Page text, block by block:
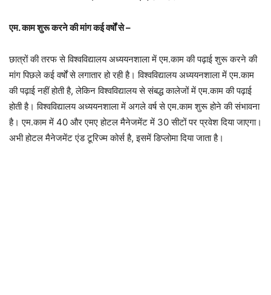
एम. काम शुरू करने की मांग कई वर्षों से –
छात्रों की तरफ से विश्वविद्यालय अध्ययनशाला में एम.काम की पढ़ाई शुरू करने की
मांग पिछले कई वर्षों से लगातार हो रही है। विश्वविद्यालय अध्ययनशाला में एम.काम
की पढ़ाई नहीं होती है, लेकिन विश्वविद्यालय से संबद्ध कालेजों में एम.काम की पढ़ाई
होती है। विश्वविद्यालय अध्ययनशाला में अगले वर्ष से एम.काम शुरू होने की संभावना
है। एम.काम में 40 और एमए होटल मैनेजमेंट में 30 सीटों पर प्रवेश दिया जाएगा।
अभी होटल मैनेजमेंट एंड टूरिज्म कोर्स है, इसमें डिप्लोमा दिया जाता है।